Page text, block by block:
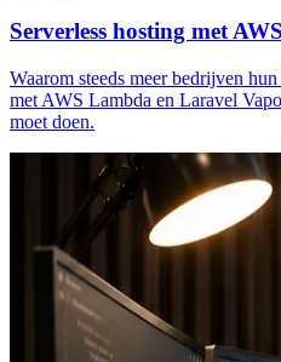
Serverless hosting met
Waarom steeds meer bedrijven
met AWS Lambda en Laravel
moet doen.